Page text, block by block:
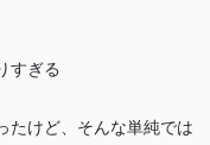
すぎる
たけど、そんな単純では